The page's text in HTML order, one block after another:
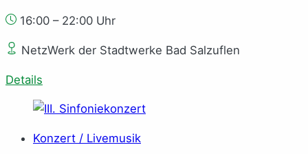
16:00 – 22:00 Uhr
NetzWerk der Stadtwerke Bad Salzuflen
Details
Konzert / Livemusik